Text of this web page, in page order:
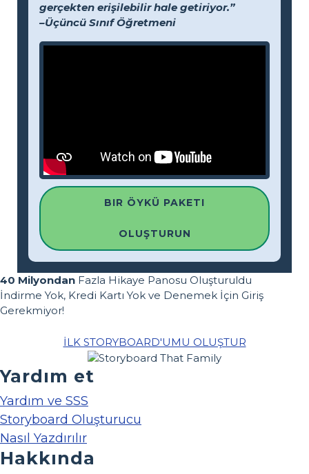
gerçekten erişilebilir hale getiriyor.”
–Üçüncü Sınıf Öğretmeni
BIR ÖYKÜ PAKETI
OLUŞTURUN
40 Milyondan Fazla Hikaye Panosu Oluşturuldu
İndirme Yok, Kredi Kartı Yok ve Denemek İçin Giriş
Gerekmiyor!
İLK STORYBOARD'UMU OLUŞTUR
Yardım et
Yardım ve SSS
Storyboard Oluşturucu
Nasıl Yazdırılır
Hakkında